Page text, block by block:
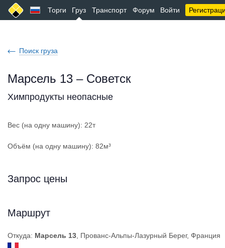
Торги Груз Транспорт Форум Войти
Поиск груза
Марсель 13 – Советск
Химпродукты неопасные
Вес (на одну машину): 22т
Объём (на одну машину): 82м³
Запрос цены
Маршрут
Откуда: Марсель 13 , Прованс-Альпы-Лазурный Берег, Франция